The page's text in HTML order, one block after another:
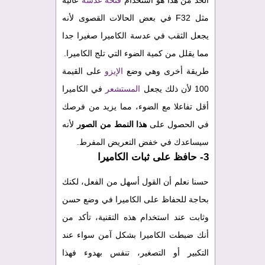
مثل F32 في بعض الحالات القصوى لأنه
يجعل الثقب في عدسة الكاميرا صغيرا جدا
مما يقلل من كمية الضوء التي تلج الكاميرا.
طريقة أخرى وهي وضع الإيزو على القيمة
100 لأن ذلك يجعل
المستشعر في الكاميرا
أقل تفاعلا مع الضوء، مما يزيد من فرصك
في الحصول على هذا النمط من الصور لأنه
سيساعدك في خفض التعريض المفرط.
3- حافظ على ثبات الكاميرا
حسنا نعلم أن القول أسهل من الفعل، لكنك
بحاجة للحفاظ على الكاميرا في وضع حسن
وثابت عند استخدام هذه التقنية، تأكد من
أنك ضبطت الكاميرا بشكل آمن سواء عند
التكبير أو التصغير، تنفس بهدوء فهذا